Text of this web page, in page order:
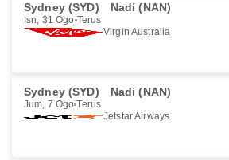
Sydney (SYD) Nadi (NAN)
Isn, 31 Ogo Terus
Virgin Australia
Sydney (SYD) Nadi (NAN)
Jum, 7 Ogo Terus
Jetstar Airways